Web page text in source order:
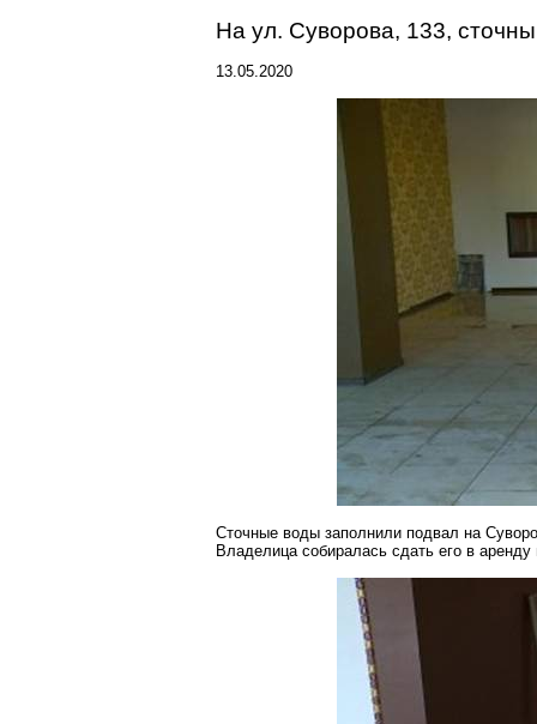
На ул. Суворова, 133,
13.05.2020
Сточные воды заполнили подвал на
Владелица собиралась сдать его в аренду